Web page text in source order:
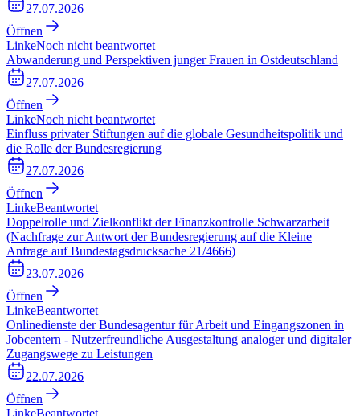
27.07.2026
Öffnen
LinkeNoch nicht beantwortet
Abwanderung und Perspektiven junger Frauen in Ostdeutschland
27.07.2026
Öffnen
LinkeNoch nicht beantwortet
Einfluss privater Stiftungen auf die globale Gesundheitspolitik und
die Rolle der Bundesregierung
27.07.2026
Öffnen
LinkeBeantwortet
Doppelrolle und Zielkonflikt der Finanzkontrolle Schwarzarbeit
(Nachfrage zur Antwort der Bundesregierung auf die Kleine
Anfrage auf Bundestagsdrucksache 21/4666)
23.07.2026
Öffnen
LinkeBeantwortet
Onlinedienste der Bundesagentur für Arbeit und Eingangszonen in
Jobcentern - Nutzerfreundliche Ausgestaltung analoger und digitaler
Zugangswege zu Leistungen
22.07.2026
Öffnen
LinkeBeantwortet